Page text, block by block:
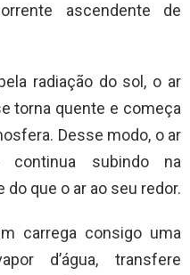
ascendente de
radiação do sol, o ar
torna quente e começa
Desse modo, o ar
subindo na
que o ar ao seu redor.
carrega consigo uma
d’água, transfere